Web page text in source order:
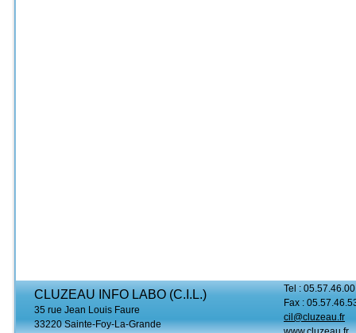
CLUZEAU INFO LABO (C.I.L.)
35 rue Jean Louis Faure
33220 Sainte-Foy-La-Grande
Tel :
Fax :
cil@cluzeau.fr